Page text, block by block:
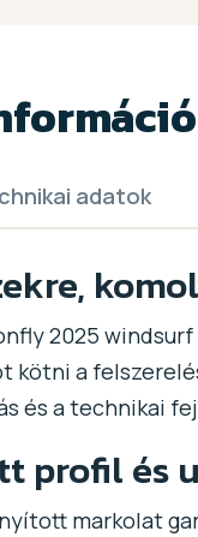
adatok
2025
kötni a
és a technikai
profil és
markolat